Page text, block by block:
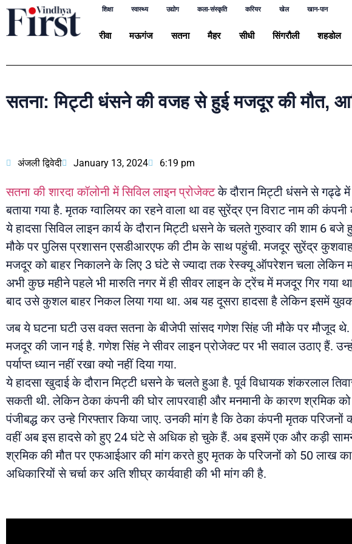
शिक्षा स्वास्थ्य उद्योग कला-संस्कृति करियर खेल खान-पान
रीवा मऊगंज सतना मैहर सीधी सिंगरौली शहडोल
सतना: मिट्टी धंसने की वजह से हुई मजदूर की मौत,
अंजली द्विवेदी January 13, 2024 6:19 pm
सतना की शारदा कॉलोनी में सिविल लाइन प्रोजेक्टके दौरान मिट्टी धंसने से गढ्ढे
बताया गया है. मृतक ग्वालियर का रहने वाला था वह सुरेंद्र एन विराट नाम की कंपनी
ये हादसा सिविल लाइन कार्य के दौरान मिट्टी धसने के चलते गुरुवार की शाम 6
मौके पर पुलिस प्रशासन एसडीआरएफ की टीम के साथ पहुंची. मजदूर सुरेंद्र
मजदूर को बाहर निकालने के लिए 3 घंटे से ज्यादा तक रेस्क्यू ऑपरेशन चला लेकिन
अभी कुछ महीने पहले भी मारुति नगर में ही सीवर लाइन के ट्रेंच में मजदूर गिर
बाद उसे कुशल बाहर निकल लिया गया था. अब यह दूसरा हादसा है लेकिन इसमें
जब ये घटना घटी उस वक्त सतना के बीजेपी सांसद गणेश सिंह जी मौके पर मौजूद
मजदूर की जान गई है. गणेश सिंह ने सीवर लाइन प्रोजेक्ट पर भी सवाल उठाए हैं.
पर्याप्त ध्यान नहीं रखा क्यो नहीं दिया गया.
ये हादसा खुदाई के दौरान मिट्टी धसने के चलते हुआ है. पूर्व विधायक शंकरलाल
सकती थी. लेकिन ठेका कंपनी की घोर लापरवाही और मनमानी के कारण श्रमिक
पंजीबद्ध कर उन्हे गिरफ्तार किया जाए. उनकी मांग है कि ठेका कंपनी मृतक
वहीं अब इस हादसे को हुए 24 घंटे से अधिक हो चुके हैं. अब इसमें एक और कड़ी सामने
श्रमिक की मौत पर एफआईआर की मांग करते हुए मृतक के परिजनों को 50 लाख
अधिकारियों से चर्चा कर अति शीघ्र कार्यवाही की भी मांग की है.